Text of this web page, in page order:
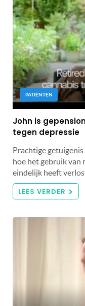
PATIËNTEN
John is
tegen depressie
Prachtige
hoe het gebruik van
eindelijk heeft
LEES VERDER